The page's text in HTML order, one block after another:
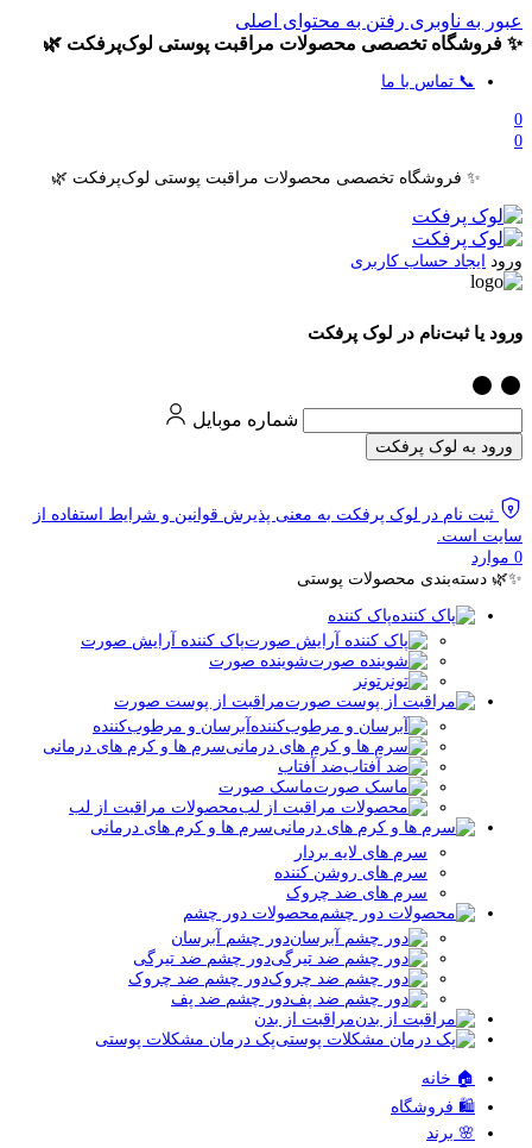
عبور به ناوبری رفتن به محتوای اصلی
✨ فروشگاه تخصصی محصولات مراقبت پوستی لوک‌پرفکت 🌿
📞 تماس با ما
0
0
✨ فروشگاه تخصصی محصولات مراقبت پوستی لوک‌پرفکت 🌿
ورود ایجاد حساب کاربری
ورود یا ثبت‌نام در لوک پرفکت
شماره موبایل
ورود به لوک پرفکت
ثبت نام در لوک پرفکت به معنی پذیرش قوانین و شرایط استفاده از
سایت است.
0 موارد
✨🌿 دسته‌بندی محصولات پوستی
پاک کننده
پاک کننده آرایش صورت
شوینده صورت
تونر
مراقبت از پوست صورت
آبرسان و مرطوب‌کننده
سرم ها و کرم های درمانی
ضد آفتاب
ماسک صورت
محصولات مراقبت از لب
سرم ها و کرم های درمانی
سرم های لایه بردار
سرم های روشن کننده
سرم های ضد چروک
محصولات دور چشم
دور چشم آبرسان
دور چشم ضد تیرگی
دور چشم ضد چروک
دور چشم ضد پف
مراقبت از بدن
پک درمان مشکلات پوستی
🏠 خانه
🛍️ فروشگاه
🌸 برند